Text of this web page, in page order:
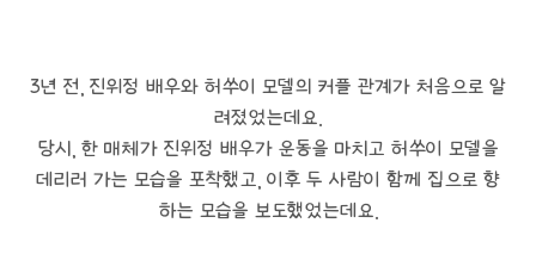
3년 전, 진위정 배우와 허쑤이 모델의 커플 관계가 처음으로 알
려졌었는데요.
당시, 한 매체가 진위정 배우가 운동을 마치고 허쑤이 모델을
데리러 가는 모습을 포착했고, 이후 두 사람이 함께 집으로 향
하는 모습을 보도했었는데요.